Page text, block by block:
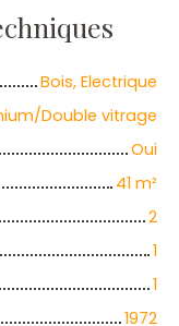
Bois, Electrique
Double vitrage
Oui
41 m²
2
1
1
1972